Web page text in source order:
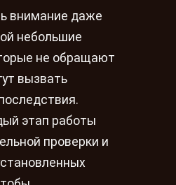
внимание даже
небольшие
не обращают
вызвать
этап работы
проверки и